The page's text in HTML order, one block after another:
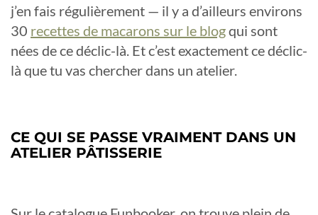
j’en fais régulièrement — il y a d’ailleurs environs
30 recettes de macarons sur le blogqui sont
nées de ce déclic-là. Et c’est exactement ce déclic-
là que tu vas chercher dans un atelier.
CE QUI SE PASSE VRAIMENT DANS UN
ATELIER PÂTISSERIE